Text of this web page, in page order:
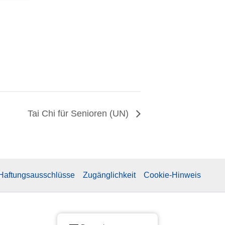
Tai Chi für Senioren (UN)
Zugänglichkeit Cookie-Hinweis